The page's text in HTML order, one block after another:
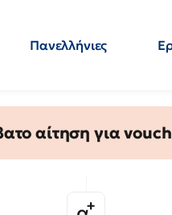
Πανελλήνιες
αίτηση για